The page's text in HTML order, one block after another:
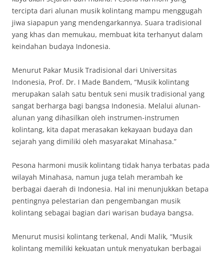
tercipta dari alunan musik kolintang mampu menggugah
jiwa siapapun yang mendengarkannya. Suara tradisional
yang khas dan memukau, membuat kita terhanyut dalam
keindahan budaya Indonesia.
Menurut Pakar Musik Tradisional dari Universitas
Indonesia, Prof. Dr. I Made Bandem, “Musik kolintang
merupakan salah satu bentuk seni musik tradisional yang
sangat berharga bagi bangsa Indonesia. Melalui alunan-
alunan yang dihasilkan oleh instrumen-instrumen
kolintang, kita dapat merasakan kekayaan budaya dan
sejarah yang dimiliki oleh masyarakat Minahasa.”
Pesona harmoni musik kolintang tidak hanya terbatas pada
wilayah Minahasa, namun juga telah merambah ke
berbagai daerah di Indonesia. Hal ini menunjukkan betapa
pentingnya pelestarian dan pengembangan musik
kolintang sebagai bagian dari warisan budaya bangsa.
Menurut musisi kolintang terkenal, Andi Malik, “Musik
kolintang memiliki kekuatan untuk menyatukan berbagai